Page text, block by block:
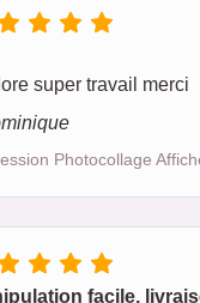
super travail merci
Photocollage
facile,